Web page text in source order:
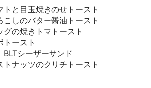
トと目玉焼きのせトースト
こしのバター醤油トースト
グの焼きトマトースト
トースト
BLTシーザーサンド
トナッツのクリチトースト